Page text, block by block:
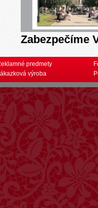
Zabezpečíme
predmety
výroba